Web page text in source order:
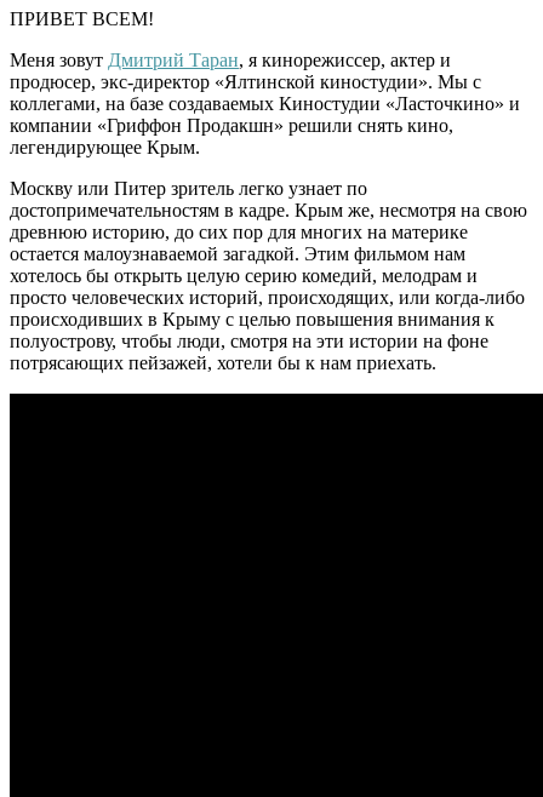
ПРИВЕТ ВСЕМ!
Меня зовут Дмитрий Таран, я кинорежиссер, актер и
продюсер, экс-директор «Ялтинской киностудии». Мы с
коллегами, на базе создаваемых Киностудии «Ласточкино» и
компании «Гриффон Продакшн» решили снять кино,
легендирующее Крым.
Москву или Питер зритель легко узнает по
достопримечательностям в кадре. Крым же, несмотря на свою
древнюю историю, до сих пор для многих на материке
остается малоузнаваемой загадкой. Этим фильмом нам
хотелось бы открыть целую серию комедий, мелодрам и
просто человеческих историй, происходящих, или когда-либо
происходивших в Крыму с целью повышения внимания к
полуострову, чтобы люди, смотря на эти истории на фоне
потрясающих пейзажей, хотели бы к нам приехать.